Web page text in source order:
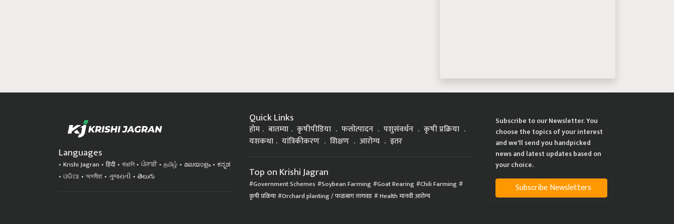
Languages
Krishi Jagran हिंदी বাঙালি ਪੰਜਾਬੀ தமிழ் മലയാളം
ಕನ್ನಡ
ଓଡିଆ
অসমীয়া ગુજરાતી తెలుగు
Quick Links
होम बातम्या कृषीपीडिया फलोत्पादन पशुसंवर्धन
कृषी प्रक्रिया
यशकथा
यांत्रिकीकरण शिक्षण आरोग्य इतर
Top on Krishi Jagran
Government Schemes Soybean Farming Goat Rearing Chili Farming
कृषी प्रक्रिया Orchard planting / फळबाग लागवड Health मानवी आरोग्य
Subscribe to our Newsletter. You
choose the topics of your interest
and we'll send you handpicked
news and latest updates based on
your choice.
Subscribe Newsletters